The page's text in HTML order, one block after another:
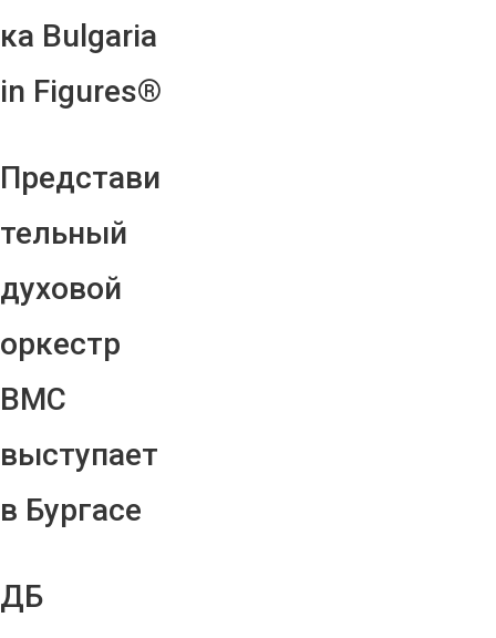
ка Bulgaria
in Figures®
Представи
тельный
духовой
оркестр
ВМС
выступает
в Бургасе
ДБ